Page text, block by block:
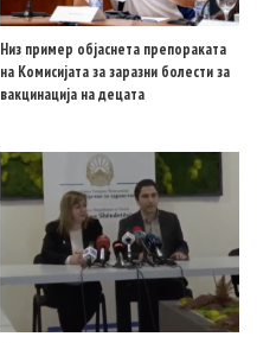
Низ пример објаснета препораката
на Комисијата за заразни болести за
вакцинација на децата